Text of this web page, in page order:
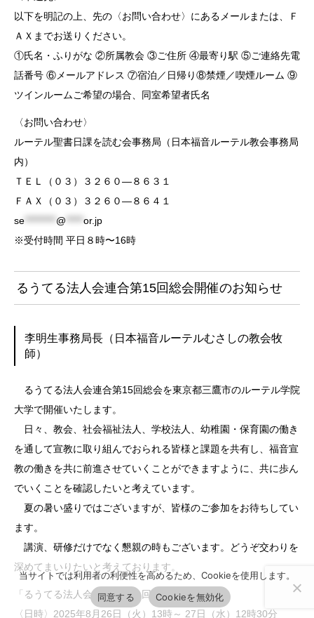
以下を明記の上、先の〈お問い合わせ〉にあるメールまたは、Ｆ
ＡＸまでお送りください。
①氏名・ふりがな ②所属教会 ③ご住所 ④最寄り駅 ⑤ご連絡先電
話番号 ⑥メールアドレス ⑦宿泊／日帰り⑧禁煙／喫煙ルーム ⑨
ツインルームご希望の場合、同室希望者氏名
〈お問い合わせ〉
ルーテル聖書日課を読む会事務局（日本福音ルーテル教会事務局
内）
ＴＥＬ（０３）３２６０―８６３１
ＦＡＸ（０３）３２６０―８６４１
se
@
or.jp
※受付時間 平日８時〜16時
るうてる法人会連合第15回総会開催のお知らせ
李明生事務局長（日本福音ルーテルむさしの教会牧
師）
るうてる法人会連合第15回総会を東京都三鷹市のルーテル学院
大学で開催いたします。
日々、教会、社会福祉法人、学校法人、幼稚園・保育園の働き
を通して宣教に取り組んでおられる皆様と課題を共有し、福音宣
教の働きを共に前進させていくことができますように、共に歩ん
でいくことを確認したいと考えています。
夏の暑い盛りではございますが、皆様のご参加をお待ちしてい
ます。
講演、研修だけでなく懇親の時もございます。どうぞ交わりを
深めてまいりたいと考えております。
「るうてる法人会連合第１５回総会」
〈日時〉2025年8月26日（火）13時～ 27日（水）12時30分
当サイトでは利用者の利便性を高めるため、Cookieを使用します。
同意する
Cookieを無効化